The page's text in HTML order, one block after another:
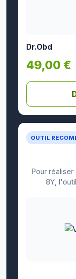
OUTIL
Pour
8Y,
Dr.Obd
49,00 €